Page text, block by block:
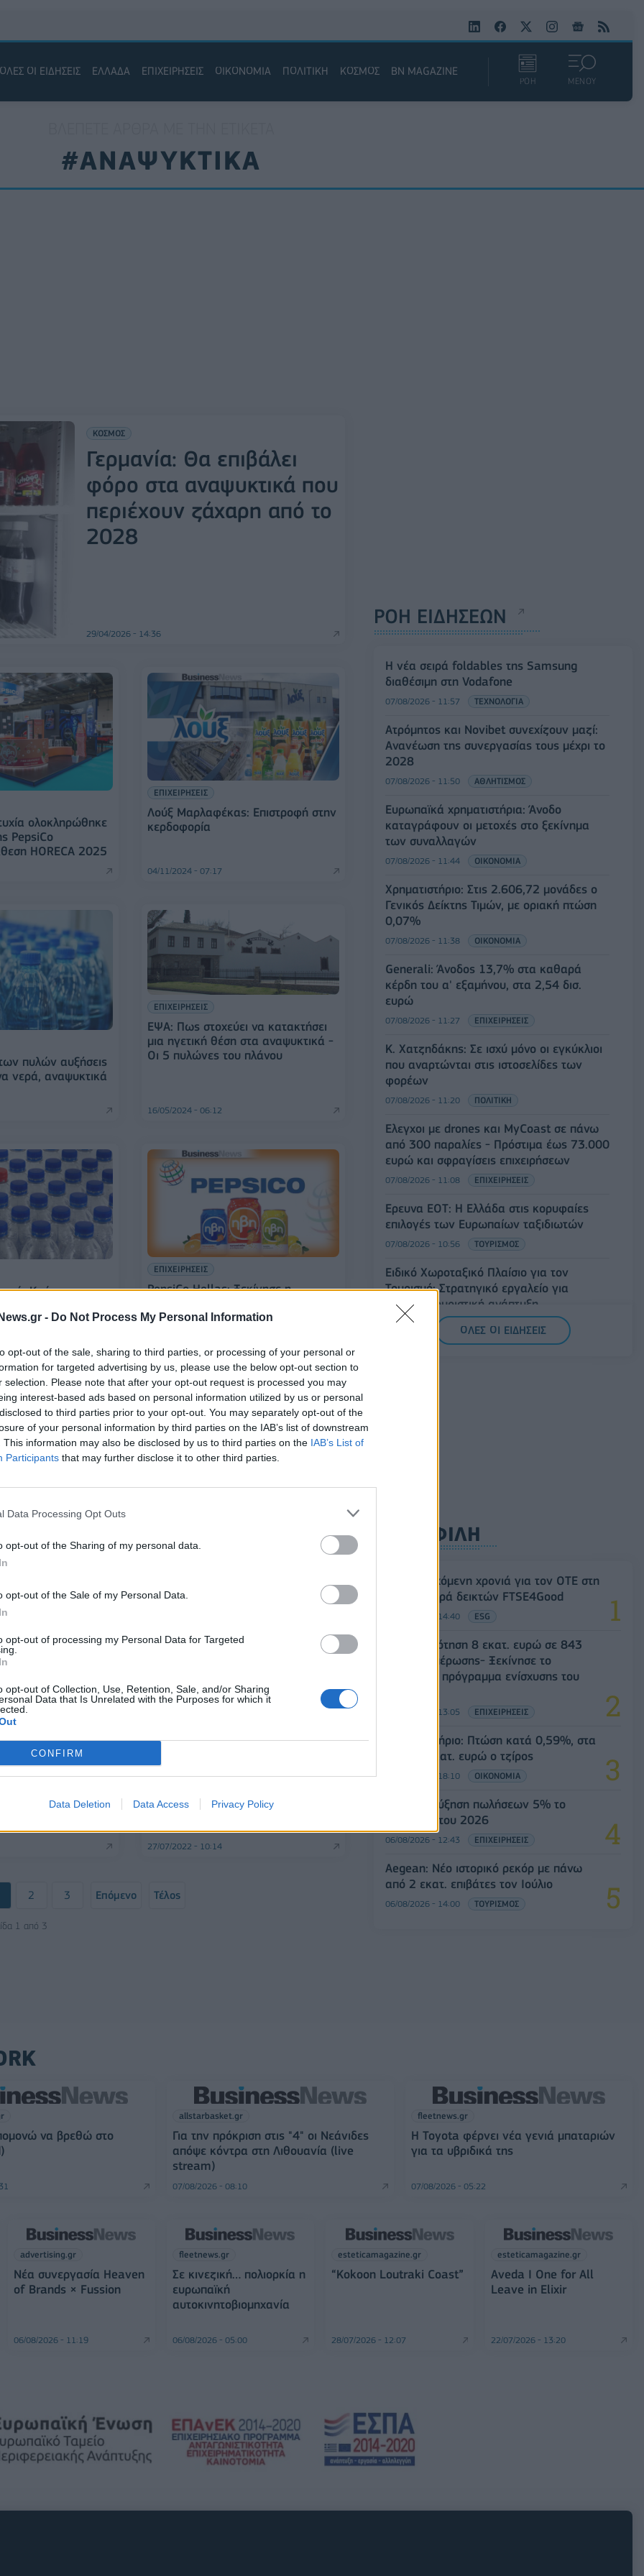
- Do Not Process My Personal Information
opt-out of the sale, sharing to third parties, or processing of your personal or
for targeted advertising by us, please use the below opt-out section to
selection. Please note that after your opt-out request is processed you may
interest-based ads based on personal information utilized by us or personal
to third parties prior to your opt-out. You may separately opt-out of the
of your personal information by third parties on the IAB’s list of downstream
This information may also be disclosed by us to third parties on the IAB’s List of
Participants that may further disclose it to other third parties.
Data Processing Opt Outs
opt-out of the Sharing of my personal data.
opt-out of the Sale of my Personal Data.
opt-out of processing my Personal Data for Targeted
opt-out of Collection, Use, Retention, Sale, and/or Sharing
Data that Is Unrelated with the Purposes for which it
CONFIRM
Data Deletion Data Access Privacy Policy
ΟΛΕΣ ΟΙ ΕΙΔΗΣΕΙΣ ΕΛΛΑΔΑ ΕΠΙΧΕΙΡΗΣΕΙΣ ΟΙΚΟΝΟΜΙΑ ΠΟΛΙΤΙΚΗ ΚΟΣΜΟΣ BN MAGAZINE
ΡΟΗ ΜΕΝΟΥ
#ΑΝΑΨΥΚΤΙΚΑ
ΚΟΣΜΟΣ
Γερμανία: Θα επιβάλει
φόρο στα αναψυκτικά που
περιέχουν ζάχαρη από το
2028
29/04/2026 - 14:36
ολοκληρώθηκε
PepsiCo
HORECA 2025
ΕΠΙΧΕΙΡΗΣΕΙΣ
Λούξ Μαρλαφέκας: Επιστροφή στην
κερδοφορία
04/11/2024 - 07:17
πυλών αυξήσεις
νερά, αναψυκτικά
ΕΠΙΧΕΙΡΗΣΕΙΣ
ΕΨΑ: Πως στοχεύει να κατακτήσει
μια ηγετική θέση στα αναψυκτικά -
Οι 5 πυλώνες του πλάνου
16/05/2024 - 06:12
Καύσωνες,
κλάδο και
ΕΠΙΧΕΙΡΗΣΕΙΣ
PepsiCo Hellas: Ξεκίνησε η
στο εργοστάσιο της ΕΨΑ στον Βόλο
04/04/2023 - 11:21
το 2022 με
19%
Bίκος: Ξεπερνά τα 100 εκατ. ευρώ
28/11/2022 - 07:55
Coca Cola HBC
ΕΠΙΧΕΙΡΗΣΕΙΣ
Cola HBC για την πώληση
27/07/2022 - 10:14
2 3 Επόμενο Τέλος
1 από 3
ΡΟΗ ΕΙΔΗΣΕΩΝ
Η νέα σειρά foldables της Samsung
διαθέσιμη στη Vodafone
07/08/2026 - 11:57 ΤΕΧΝΟΛΟΓΙΑ
Ατρόμητος και Novibet συνεχίζουν μαζί:
Ανανέωση της συνεργασίας τους μέχρι το
2028
07/08/2026 - 11:50 ΑΘΛΗΤΙΣΜΟΣ
Ευρωπαϊκά χρηματιστήρια: Άνοδο
καταγράφουν οι μετοχές στο ξεκίνημα
των συναλλαγών
07/08/2026 - 11:44 ΟΙΚΟΝΟΜΙΑ
Χρηματιστήριο: Στις 2.606,72 μονάδες ο
Γενικός Δείκτης Τιμών, με οριακή πτώση
0,07%
07/08/2026 - 11:38 ΟΙΚΟΝΟΜΙΑ
Generali: Άνοδος 13,7% στα καθαρά
κέρδη του α' εξαμήνου, στα 2,54 δισ.
ευρώ
07/08/2026 - 11:27 ΕΠΙΧΕΙΡΗΣΕΙΣ
Κ. Χατζηδάκης: Σε ισχύ μόνο οι εγκύκλιοι
που αναρτώνται στις ιστοσελίδες των
φορέων
07/08/2026 - 11:20 ΠΟΛΙΤΙΚΗ
Έλεγχοι με drones και MyCoast σε πάνω
από 300 παραλίες - Πρόστιμα έως 73.000
ευρώ και σφραγίσεις επιχειρήσεων
07/08/2026 - 11:08 ΕΠΙΧΕΙΡΗΣΕΙΣ
Έρευνα ΕΟΤ: Η Ελλάδα στις κορυφαίες
επιλογές των Ευρωπαίων ταξιδιωτών
07/08/2026 - 10:56 ΤΟΥΡΙΣΜΟΣ
Ειδικό Χωροταξικό Πλαίσιο για τον
Τουρισμό: Στρατηγικό εργαλείο για
βιώσιμη τουριστική ανάπτυξη
07/08/2026 - 10:43 ΠΟΛΙΤΙΚΗ
ΟΛΕΣ ΟΙ ΕΙΔΗΣΕΙΣ
ΔΗΜΟΦΙΛΗ
18η συνεχόμενη χρονιά για τον ΟΤΕ στη
διεθνή σειρά δεικτών FTSE4Good
06/08/2026 - 14:40 ESG
Χρηματοδότηση 8 εκατ. ευρώ σε 843
μέσα ενημέρωσης- Ξεκίνησε το
πενταετές πρόγραμμα ενίσχυσης του
06/08/2026 - 13:05 ΕΠΙΧΕΙΡΗΣΕΙΣ
Χρηματιστήριο: Πτώση κατά 0,59%, στα
320,42 εκατ. ευρώ ο τζίρος
06/08/2026 - 18:10 ΟΙΚΟΝΟΜΙΑ
JUMBO: Αύξηση πωλήσεων 5% το
επτάμηνο του 2026
06/08/2026 - 12:43 ΕΠΙΧΕΙΡΗΣΕΙΣ
Aegean: Νέο ιστορικό ρεκόρ με πάνω
από 2 εκατ. επιβάτες τον Ιούλιο
06/08/2026 - 14:00 ΤΟΥΡΙΣΜΟΣ
να βρεθώ στο
allstarbasket.gr
Για την πρόκριση στις "4" οι Νεάνιδες
απόψε κόντρα στη Λιθουανία (live
stream)
07/08/2026 - 08:10
fleetnews.gr
Η Toyota φέρνει νέα γενιά μπαταριών
για τα υβριδικά της
07/08/2026 - 05:22
advertising.gr
Νέα συνεργασία Heaven
of Brands × Fussion
06/08/2026 - 11:19
fleetnews.gr
Σε κινεζική… πολιορκία η
ευρωπαϊκή
αυτοκινητοβιομηχανία
06/08/2026 - 05:00
esteticamagazine.gr
“Kokoon Loutraki Coast”
28/07/2026 - 12:07
esteticamagazine.gr
Aveda I One for All
Leave in Elixir
22/07/2026 - 13:20